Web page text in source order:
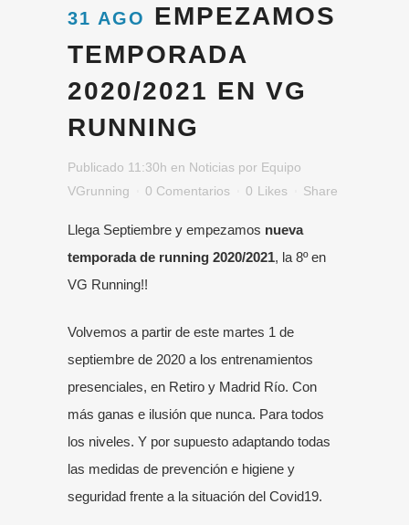
31 AGO
EMPEZAMOS
TEMPORADA
2020/2021 EN VG
RUNNING
Publicado 11:30h en Noticias por Equipo
VGrunning
0 Comentarios 0 Likes Share
Llega Septiembre y empezamos nueva
temporada de running 2020/2021, la 8º en
VG Running!!
Volvemos a partir de este martes 1 de
septiembre de 2020 a los entrenamientos
presenciales, en Retiro y Madrid Río. Con
más ganas e ilusión que nunca. Para todos
los niveles. Y por supuesto adaptando todas
las medidas de prevención e higiene y
seguridad frente a la situación del Covid19.